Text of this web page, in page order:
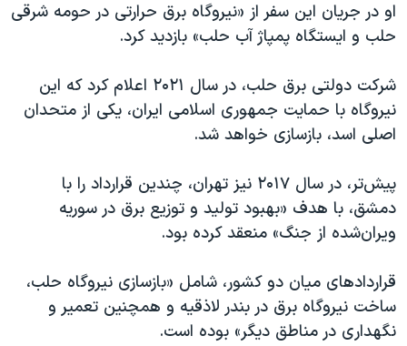
دادگاه حمید نوری
قانون شفافیت دارائی کادر رهبری ایران
اعتراضات مردمی آبان ۹۸
نرگس محمدی برنده جایزه نوبل صلح
همایش محافظه‌کاران آمریکا «سی‌پک»
سفر پرزیدنت ترامپ به چین
او در جریان این سفر از «نیروگاه برق حرارتی در حومه شرقی
حلب و ایستگاه پمپاژ آب حلب» بازدید کرد.
شرکت دولتی برق حلب، در سال ۲۰۲۱ اعلام کرد که این
نیروگاه با حمایت جمهوری اسلامی ایران، یکی از متحدان
اصلی اسد، بازسازی خواهد شد.
پیش‌تر، در سال ۲۰۱۷ نیز تهران، چندین قرارداد را با
دمشق، با هدف «بهبود تولید و توزیع برق در سوریه
ویران‌شده از جنگ» منعقد کرده بود.
قراردادهای میان دو کشور، شامل «بازسازی نیروگاه حلب،
ساخت نیروگاه برق در بندر لاذقیه و همچنین تعمیر و
نگهداری در مناطق دیگر» بوده‌ است.